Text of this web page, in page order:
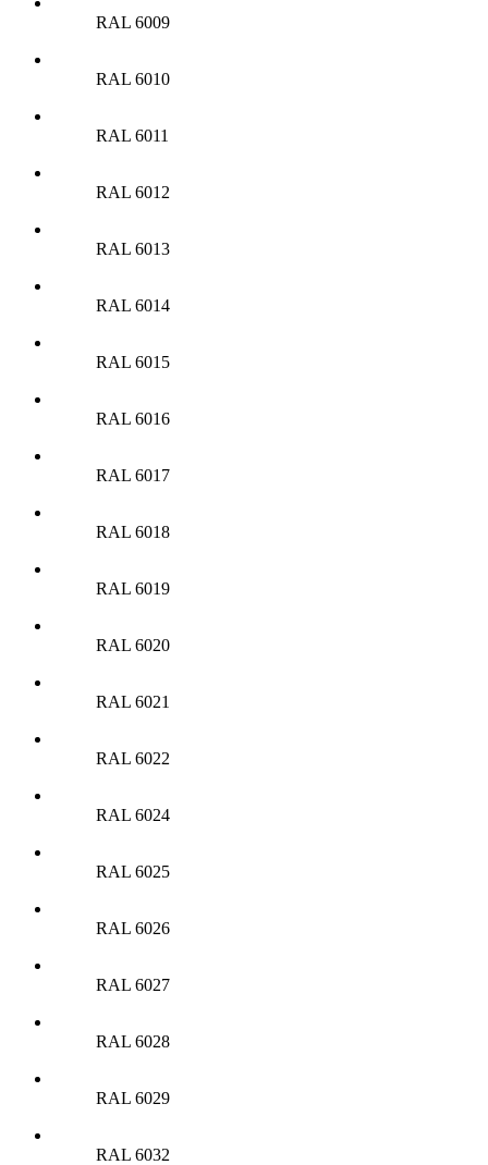
RAL 6009
RAL 6010
RAL 6011
RAL 6012
RAL 6013
RAL 6014
RAL 6015
RAL 6016
RAL 6017
RAL 6018
RAL 6019
RAL 6020
RAL 6021
RAL 6022
RAL 6024
RAL 6025
RAL 6026
RAL 6027
RAL 6028
RAL 6029
RAL 6032